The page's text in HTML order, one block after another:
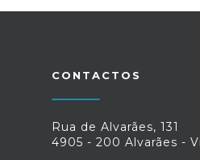
CONTACTOS
Rua de Alvarães, 131
4905 - 200 Alvarães -